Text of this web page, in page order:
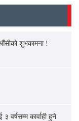
औंसीको शुभकामना !
३ वर्षसम्म कार्वाही हुने